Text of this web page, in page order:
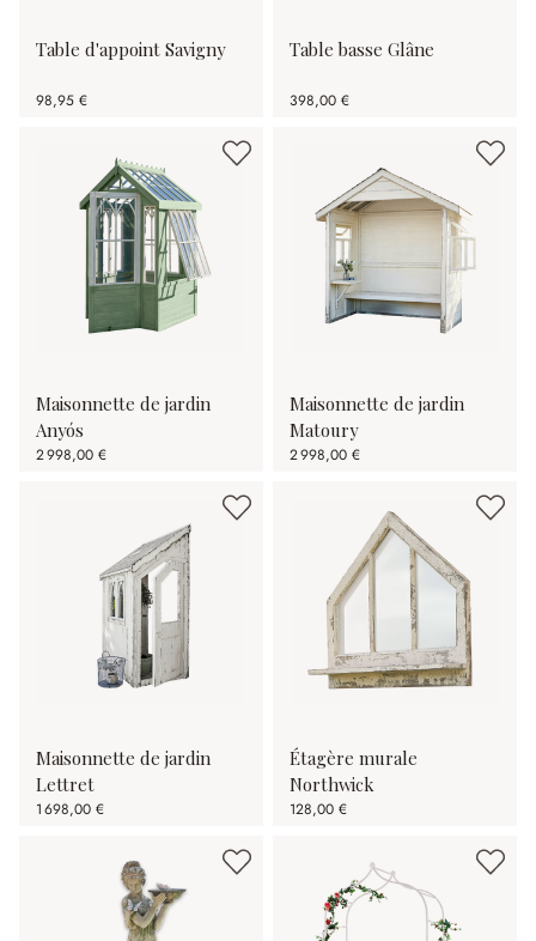
Table d'appoint Savigny
98,95 €
Table basse Glâne
398,00 €
Maisonnette de jardin
Anyós
2 998,00 €
Maisonnette de jardin
Matoury
2 998,00 €
Maisonnette de jardin
Lettret
1 698,00 €
Étagère murale
Northwick
128,00 €